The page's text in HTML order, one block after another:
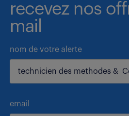
recevez nos
mail
nom de votre alerte
email